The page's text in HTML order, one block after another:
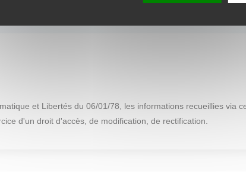
et Libertés du 06/01/78, les informations recueillies via
d'un droit d'accès, de modification, de rectification.